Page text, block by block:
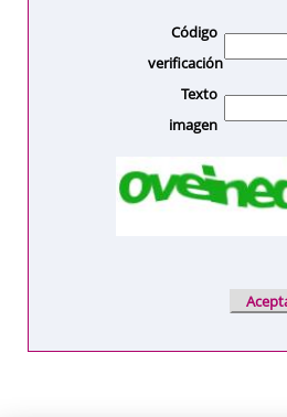
Código
verificación
Texto
imagen